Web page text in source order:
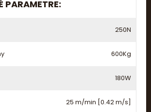
PARAMETRE:
250N
600Kg
180W
25 m/min [0.42 m/s]